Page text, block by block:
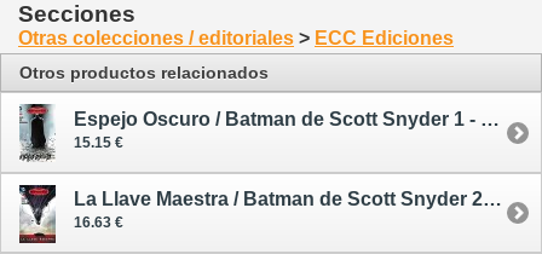
Secciones
Otras colecciones / editoriales > ECC Ediciones
Otros productos relacionados
Espejo Oscuro / Batman de Scott Snyder 1 - cómic
15.15 €
La Llave Maestra / Batman de Scott Snyder 2 - cómic
16.63 €